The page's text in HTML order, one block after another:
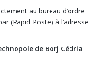
au bureau d’ordre
(Rapid-Poste) à l’adresse
de Borj Cédria